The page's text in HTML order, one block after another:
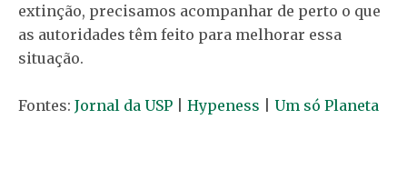
extinção, precisamos acompanhar de perto o que
as autoridades têm feito para melhorar essa
situação.
Fontes: Jornal da USP Hypeness Um só Planeta